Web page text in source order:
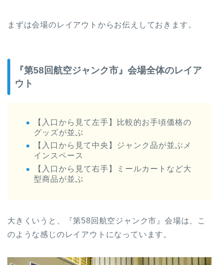
まずは会場のレイアウトからお伝えしておきます。
『第58回航空ジャンク市』会場全体のレイア
ウト
【入口から見て左手】比較的お手頃価格の
グッズが並ぶ
【入口から見て中央】ジャンク品が並ぶメ
インスペース
【入口から見て右手】ミールカートなど大
型商品が並ぶ
大きくいうと、『第58回航空ジャンク市』会場は、こ
のような感じのレイアウトになっています。